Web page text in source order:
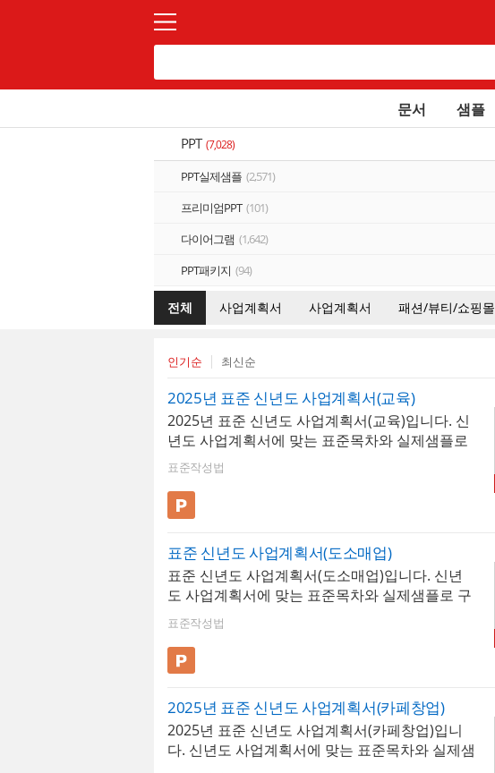
문서 샘플
PPT (7,028)
PPT실제샘플 (2,571)
프리미엄PPT (101)
다이어그램 (1,642)
PPT패키지 (94)
전체 사업계획서 사업계획서 패션/뷰티/쇼핑몰
인기순 최신순
2025년 표준 신년도 사업계획서(교육)
2025년 표준 신년도 사업계획서(교육)입니다. 신
년도 사업계획서에 맞는 표준목차와 실제샘플로
구성되어 있습니다. 수준높은 디자인, 편리한 엑
셀연동 그래프/차트, 샘플내용에 최적화된 다이
어그램, 이미지소스 등이 포함되어 있습니다. 업
종에 맞게 다양하게 선택하여 사용할 수 있습니
션 9 Black] 입니다. 폰트가 없을 경우 기본 폰트
로 보입니다.* 폰트는 따로 제공되지 않으므로 다
운로드 및 변경하여 사용하시기 바랍니다. • ​파워
포인트 > 표준작성법 > 신년도 사업계획서 • 배경
표준작성법
표준 신년도 사업계획서(도소매업)
표준 신년도 사업계획서(도소매업)입니다. 신년
도 사업계획서에 맞는 표준목차와 실제샘플로 구
성되어 있습니다. 수준높은 디자인, 편리한 엑셀
연동 그래프/차트, 샘플내용에 최적화된 다이어
그램, 이미지소스 등이 포함되어 있습니다. 업종
에 맞게 다양하게 선택하여 사용할 수 있습니다.
TTF Outline] 입니다. 폰트가 없을 경우 기본 폰트
로 보입니다.* 폰트는 따로 제공되지 않으므로 다
운로드 및 변경하여 사용하시기 바랍니다. • ​파워
표준작성법
2025년 표준 신년도 사업계획서(카페창업)
2025년 표준 신년도 사업계획서(카페창업)입니
다. 신년도 사업계획서에 맞는 표준목차와 실제샘